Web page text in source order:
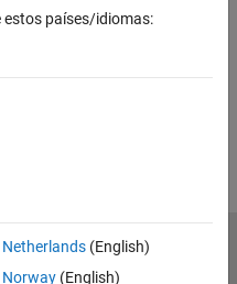
estos países/idiomas:
Netherlands(English)
Norway(English)